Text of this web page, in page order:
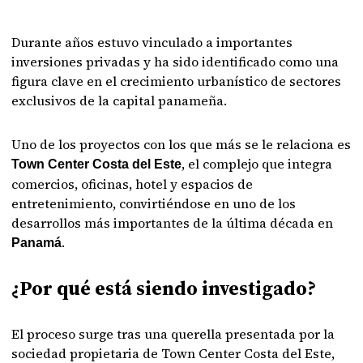
Durante años estuvo vinculado a importantes
inversiones privadas y ha sido identificado como una
figura clave en el crecimiento urbanístico de sectores
exclusivos de la capital panameña.
Uno de los proyectos con los que más se le relaciona es
Town Center Costa del Este, el complejo que integra
comercios, oficinas, hotel y espacios de
entretenimiento, convirtiéndose en uno de los
desarrollos más importantes de la última década en
Panamá.
¿Por qué está siendo investigado?
El proceso surge tras una querella presentada por la
sociedad propietaria de Town Center Costa del Este,